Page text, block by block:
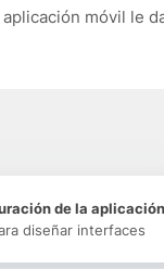
móvil le
de la
diseñar interfaces